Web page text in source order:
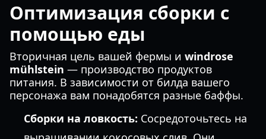
Оптимизация сборки с
помощью еды
Вторичная цель вашей фермы и windrose
mühlstein — производство продуктов
питания. В зависимости от билда вашего
персонажа вам понадобятся разные баффы.
Сборки на ловкость: Сосредоточьтесь на